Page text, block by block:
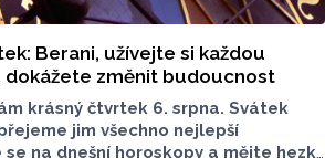
Berani, užívejte si každou
dokážete změnit budoucnost
krásný čtvrtek 6. srpna. Svátek
jim všechno nejlepší
na dnešní horoskopy a mějte hezký